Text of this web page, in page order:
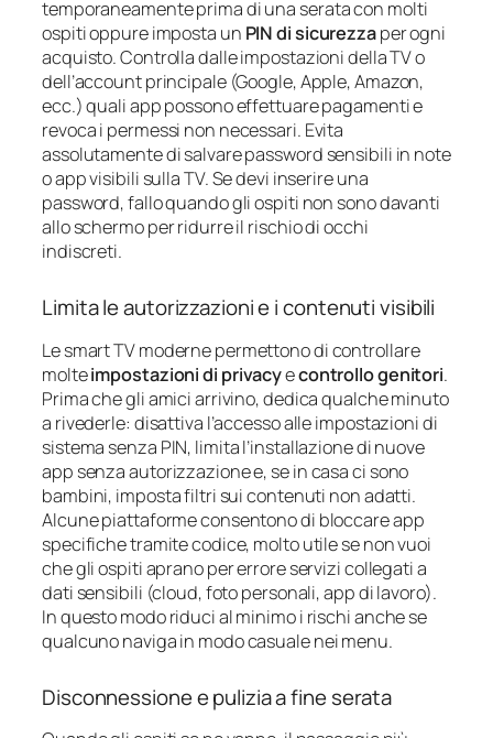
temporaneamente prima di una serata con molti
ospiti oppure imposta un PIN di sicurezzaper ogni
acquisto. Controlla dalle impostazioni della TV o
dell’account principale (Google, Apple, Amazon,
ecc.) quali app possono effettuare pagamenti e
revoca i permessi non necessari. Evita
assolutamente di salvare password sensibili in note
o app visibili sulla TV. Se devi inserire una
password, fallo quando gli ospiti non sono davanti
allo schermo per ridurre il rischio di occhi
indiscreti.
Limita le autorizzazioni e i contenuti visibili
Le smart TV moderne permettono di controllare
molteimpostazioni di privacyecontrollo genitori.
Prima che gli amici arrivino, dedica qualche minuto
a rivederle: disattiva l’accesso alle impostazioni di
sistema senza PIN, limita l’installazione di nuove
app senza autorizzazione e, se in casa ci sono
bambini, imposta filtri sui contenuti non adatti.
Alcune piattaforme consentono di bloccare app
specifiche tramite codice, molto utile se non vuoi
che gli ospiti aprano per errore servizi collegati a
dati sensibili (cloud, foto personali, app di lavoro).
In questo modo riduci al minimo i rischi anche se
qualcuno naviga in modo casuale nei menu.
Disconnessione e pulizia a fine serata